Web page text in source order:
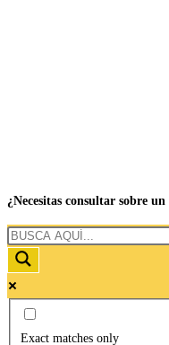
¿Necesitas consultar sobre
Exact matches only